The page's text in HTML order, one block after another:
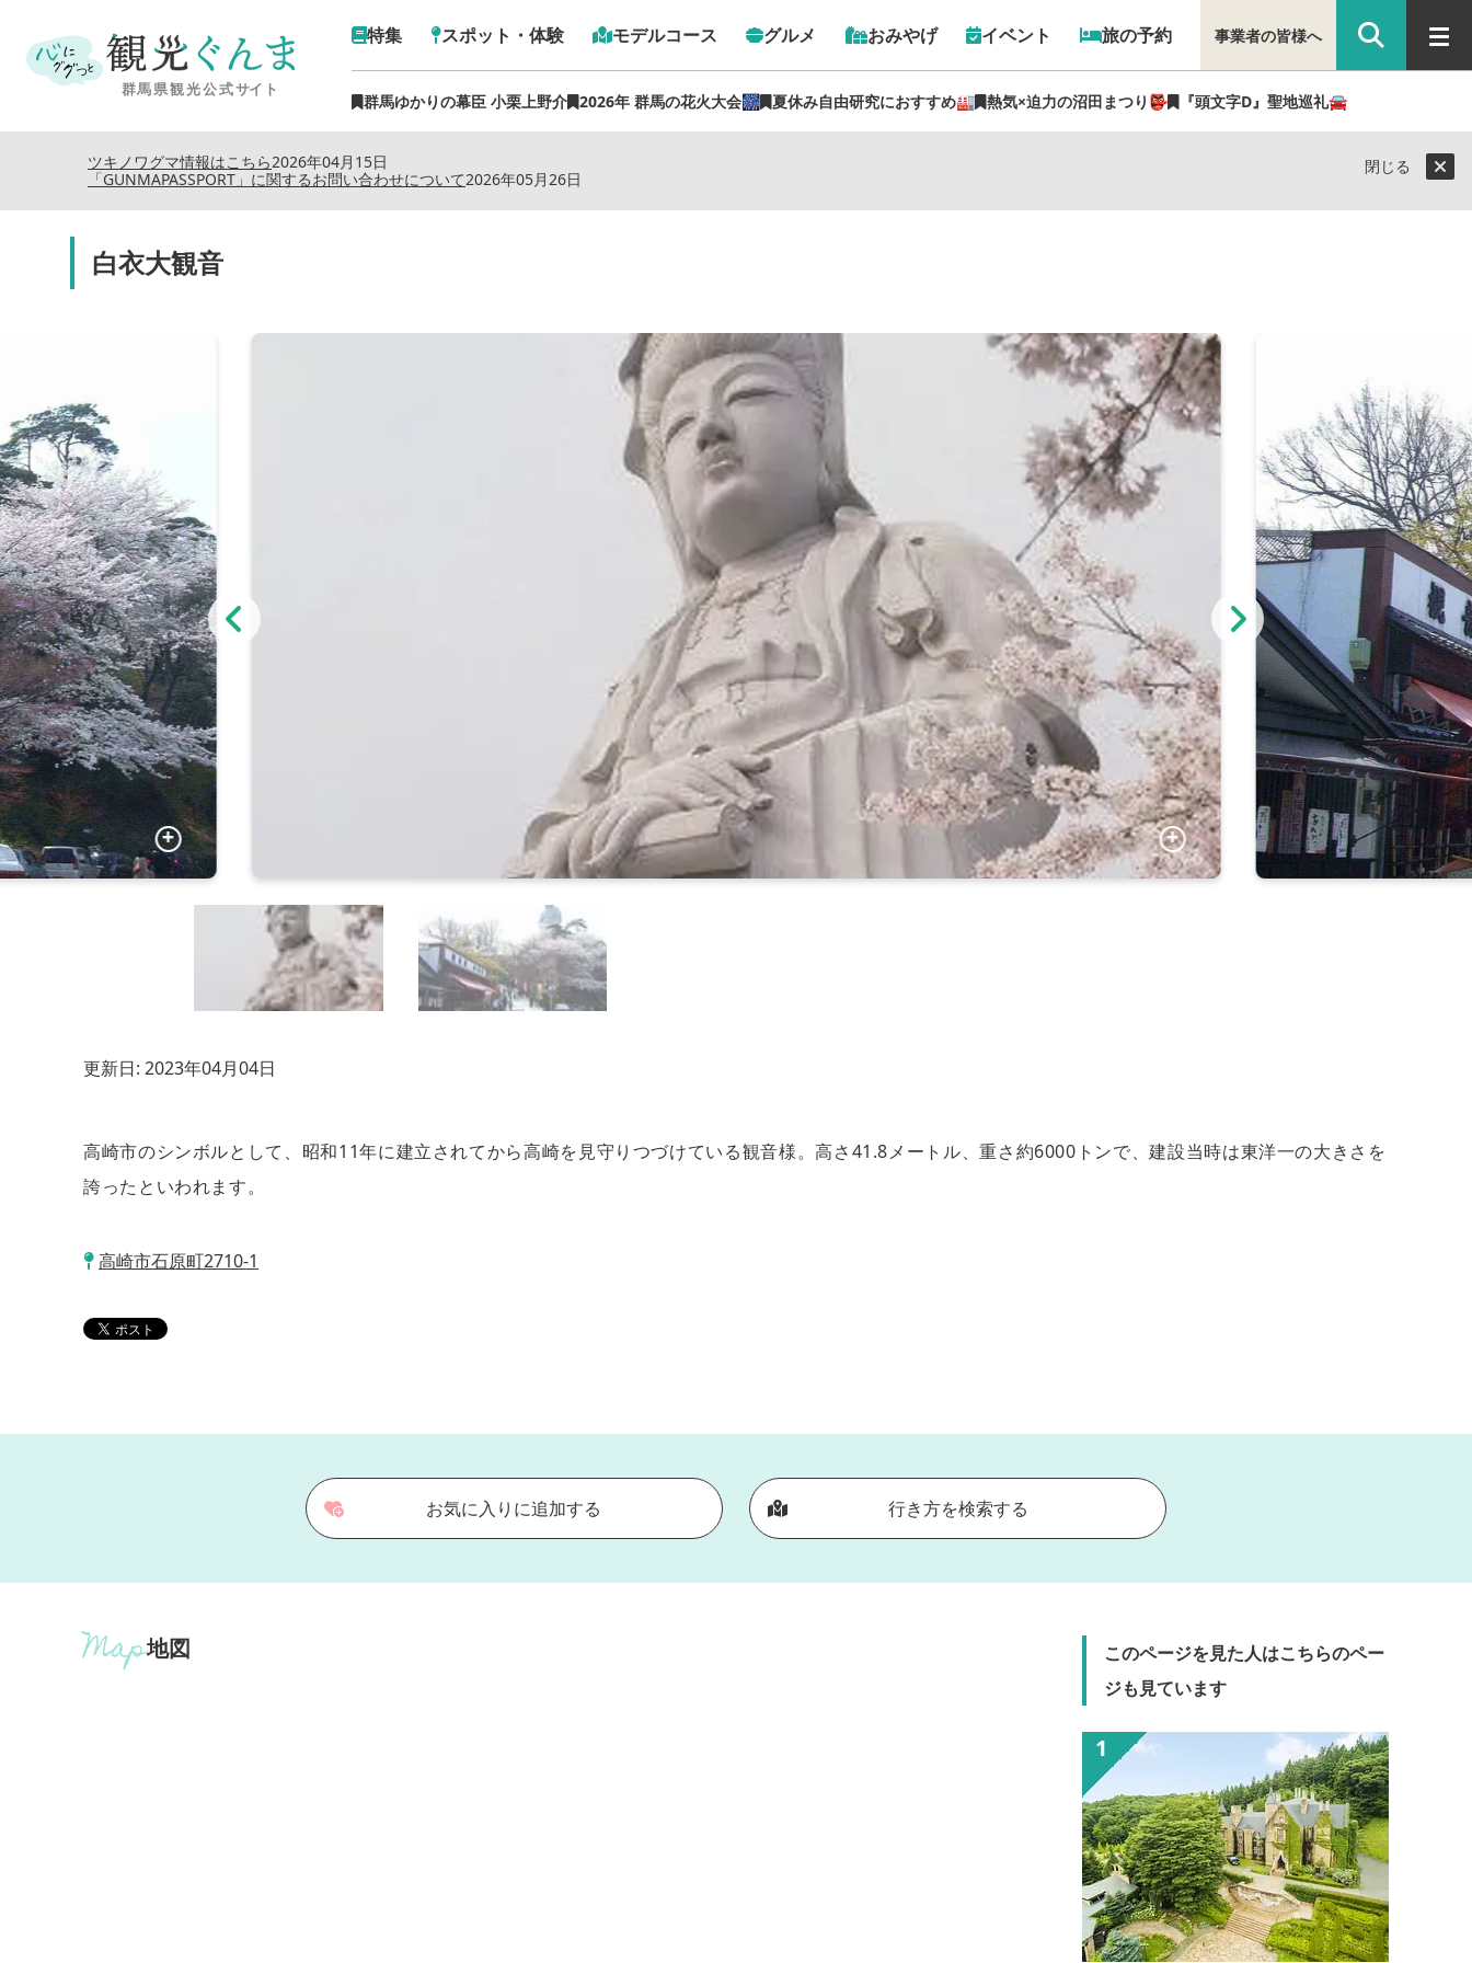
特集 スポット・体験 モデルコース グルメ おみやげ イベント 旅の予約
群馬ゆかりの幕臣 小栗上野介 2026年 群馬の花火大会🎆 夏休み自由研究におすすめ🏭 熱気×迫力の沼田まつり👺 『頭文字D』聖地巡礼🚘
事業者の皆様へ
2026年04月15日
ツキノワグマ情報はこちら
2026年05月26日
「GUNMAPASSPORT」に関するお問い合わせについて
閉じる
白衣大観音
更新日: 2023年04月04日
高崎市のシンボルとして、昭和11年に建立されてから高崎を見守りつづけている観音様。高さ41.8メートル、重さ約6000トンで、建設当時は東洋一の大きさを
誇ったといわれます。
高崎市石原町2710-1
お気に入りに追加する 行き方を検索する
地図
このページを見た人はこちらのペー
ジも見ています